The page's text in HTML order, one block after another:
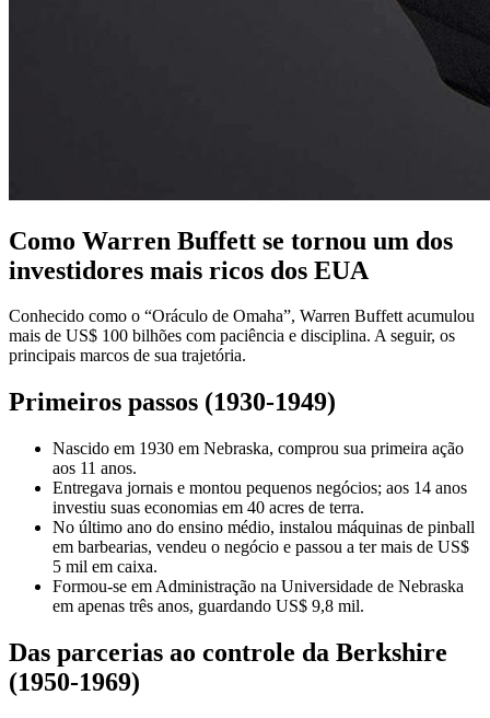
Como Warren Buffett se tornou um dos
investidores mais ricos dos EUA
Conhecido como o “Oráculo de Omaha”, Warren Buffett acumulou
mais de US$ 100 bilhões com paciência e disciplina. A seguir, os
principais marcos de sua trajetória.
Primeiros passos (1930-1949)
Nascido em 1930 em Nebraska, comprou sua primeira ação
aos 11 anos.
Entregava jornais e montou pequenos negócios; aos 14 anos
investiu suas economias em 40 acres de terra.
No último ano do ensino médio, instalou máquinas de pinball
em barbearias, vendeu o negócio e passou a ter mais de US$
5 mil em caixa.
Formou-se em Administração na Universidade de Nebraska
em apenas três anos, guardando US$ 9,8 mil.
Das parcerias ao controle da Berkshire
(1950-1969)